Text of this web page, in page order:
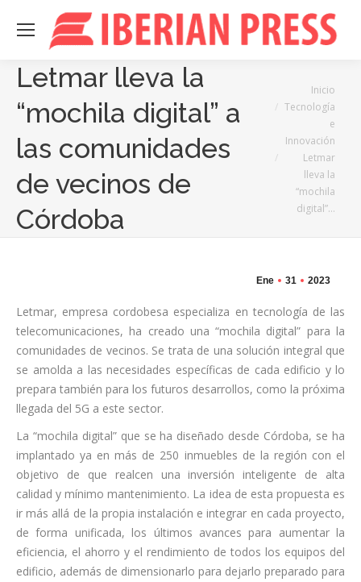
Letmar lleva la
“mochila digital” a
las comunidades
de vecinos de
Córdoba
Estás aquí:Inicio
Tecnología
e
Innovación
Letmar
lleva la
“mochila
digital”…
Ene 31 2023
Letmar, empresa cordobesa especializa en tecnología de las
telecomunicaciones, ha creado una “mochila digital” para la
comunidades de vecinos. Se trata de una solución integral que
se amolda a las necesidades específicas de cada edificio y lo
prepara también para los futuros desarrollos, como la próxima
llegada del 5G a este sector.
La “mochila digital” que se ha diseñado desde Córdoba, se ha
implantado ya en más de 250 inmuebles de la región con el
objetivo de que realcen una inversión inteligente de alta
calidad y mínimo mantenimiento. La idea de esta propuesta es
ir más allá de la propia instalación e integrar en cada proyecto,
de forma unificada, los últimos avances para aumentar la
eficiencia, el ahorro y el rendimiento de todos los equipos del
edificio, además de dimensionarlo para dejarlo preparado para